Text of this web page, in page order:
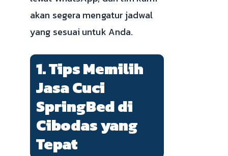
akan segera mengatur jadwal
yang sesuai untuk Anda.
1. Tips Memilih
Jasa Cuci
SpringBed di
Cibodas yang
Tepat